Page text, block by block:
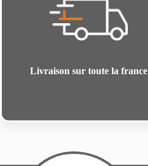
Livraison sur toute la france